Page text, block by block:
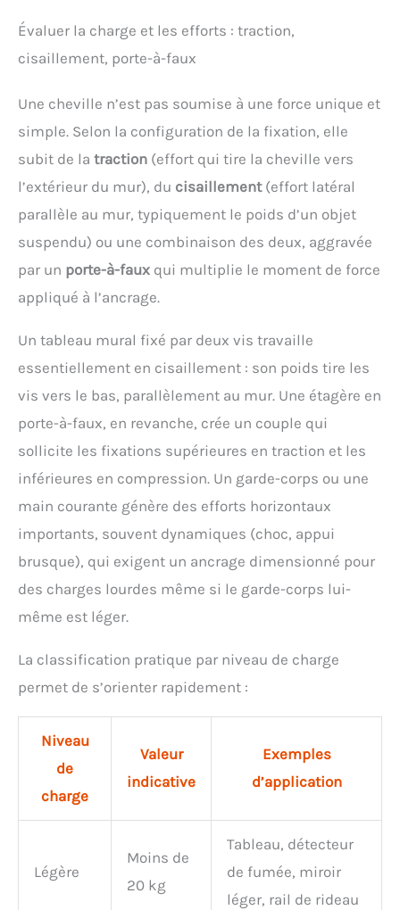
Évaluer la charge et les efforts : traction,
cisaillement, porte-à-faux
Une cheville n’est pas soumise à une force unique et
simple. Selon la configuration de la fixation, elle
subit de la traction (effort qui tire la cheville vers
l’extérieur du mur), du cisaillement(effort latéral
parallèle au mur, typiquement le poids d’un objet
suspendu) ou une combinaison des deux, aggravée
par un porte-à-faux qui multiplie le moment de force
appliqué à l’ancrage.
Un tableau mural fixé par deux vis travaille
essentiellement en cisaillement : son poids tire les
vis vers le bas, parallèlement au mur. Une étagère en
porte-à-faux, en revanche, crée un couple qui
sollicite les fixations supérieures en traction et les
inférieures en compression. Un garde-corps ou une
main courante génère des efforts horizontaux
importants, souvent dynamiques (choc, appui
brusque), qui exigent un ancrage dimensionné pour
des charges lourdes même si le garde-corps lui-
même est léger.
La classification pratique par niveau de charge
permet de s’orienter rapidement :
Niveau
de
charge
Valeur
indicative
Exemples
d’application
Légère
Moins de
20 kg
Tableau, détecteur
de fumée, miroir
léger, rail de rideau